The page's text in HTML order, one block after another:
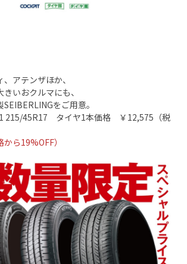
アテンザほか、
いおクルマにも、
をご用意。
215/45R17 タイヤ1本価格 ￥12,575（税
から19%OFF）